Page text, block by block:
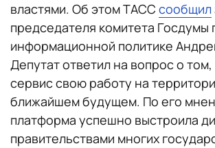
властями. Об этом ТАСС сообщил
председателя комитета Госдумы
информационной политике
Депутат ответил на вопрос о
сервис свою работу на
ближайшем будущем. По его
платформа успешно выстроила
правительствами многих